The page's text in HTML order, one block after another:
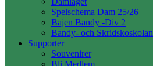
Spelschema Dam 25/26
Bajen Bandy -Div 2
Bandy- och Skridskoskolan
Supporter
Souvenirer
Bli Medlem